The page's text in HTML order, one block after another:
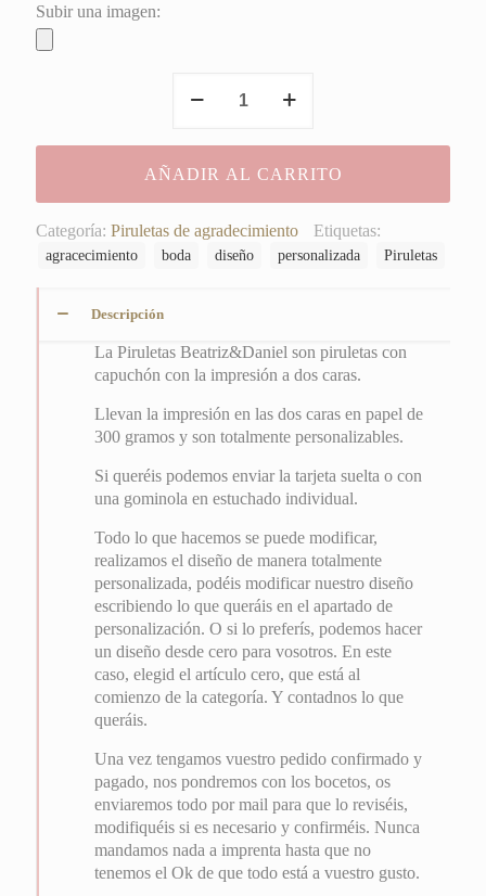
Subir una imagen:
Beatriz&Daniel
AÑADIR AL CARRITO
Categoría: Piruletas de agradecimiento Etiquetas:
agracecimiento boda diseño personalizada Piruletas
Descripción
La Piruletas Beatriz&Daniel son piruletas con
capuchón con la impresión a dos caras.
Llevan la impresión en las dos caras en papel de
300 gramos y son totalmente personalizables.
Si queréis podemos enviar la tarjeta suelta o con
una gominola en estuchado individual.
Todo lo que hacemos se puede modificar,
realizamos el diseño de manera totalmente
personalizada, podéis modificar nuestro diseño
escribiendo lo que queráis en el apartado de
personalización. O si lo preferís, podemos hacer
un diseño desde cero para vosotros. En este
caso, elegid el artículo cero, que está al
comienzo de la categoría. Y contadnos lo que
queráis.
Una vez tengamos vuestro pedido confirmado y
pagado, nos pondremos con los bocetos, os
enviaremos todo por mail para que lo reviséis,
modifiquéis si es necesario y confirméis. Nunca
mandamos nada a imprenta hasta que no
tenemos el Ok de que todo está a vuestro gusto.